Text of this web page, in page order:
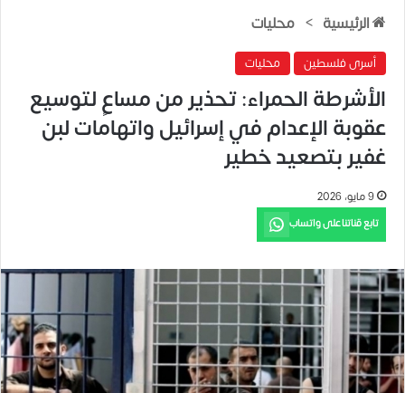
الرئيسية > محليات
أسرى فلسطين محليات
الأشرطة الحمراء: تحذير من مساعٍ لتوسيع
عقوبة الإعدام في إسرائيل واتهامات لبن
غفير بتصعيد خطير
9 مايو، 2026
تابع قناتنا على واتساب